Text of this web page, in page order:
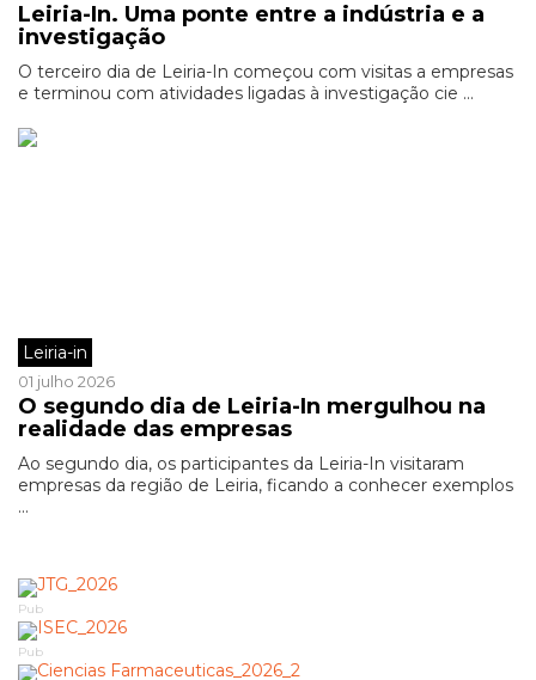
Leiria-In. Uma ponte entre a indústria e a
investigação
O terceiro dia de Leiria-In começou com visitas a empresas
e terminou com atividades ligadas à investigação cie ...
Leiria-in
01 julho 2026
O segundo dia de Leiria-In mergulhou na
realidade das empresas
Ao segundo dia, os participantes da Leiria-In visitaram
empresas da região de Leiria, ficando a conhecer exemplos
...
Pub
Pub